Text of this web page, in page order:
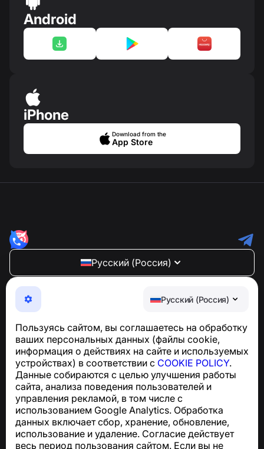
Русский (Россия)
Пользуясь сайтом, вы соглашаетесь на обработку
ваших персональных данных (файлы cookie,
информация о действиях на сайте и используемых
устройствах) в соответствии с COOKIE POLICY.
Данные собираются с целью улучшения работы
сайта, анализа поведения пользователей и
управления рекламой, в том числе с
использованием Google Analytics. Обработка
данных включает сбор, хранение, обновление,
использование и удаление. Согласие действует
весь период пользования сайтом. Если вы не
Android
iPhone
Download from the
App Store
Русский (Россия)
NumBuster © 2013—2026 ·
Максимально удобное приложение для защиты от
телефонных мошенников, спама и нежелательных
Для запросов по соблюдению GDPR:
support@numbuster.com
Центр поддержки
Новости и статьи
О проекте
Контакты